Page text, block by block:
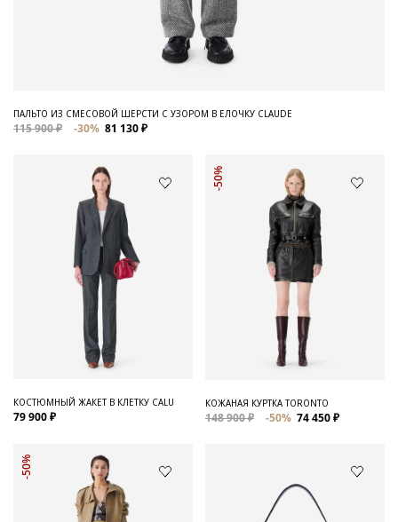
ПАЛЬТО ИЗ СМЕСОВОЙ ШЕРСТИ С УЗОРОМ В ЕЛОЧКУ CLAUDE
115 900 ₽ -30% 81 130 ₽
КОСТЮМНЫЙ ЖАКЕТ В КЛЕТКУ CALU
79 900 ₽
-50%
КОЖАНАЯ КУРТКА TORONTO
148 900 ₽ -50% 74 450 ₽
-50%